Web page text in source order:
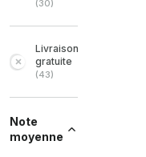
(30)
Livraison
gratuite
(43)
Note
moyenne